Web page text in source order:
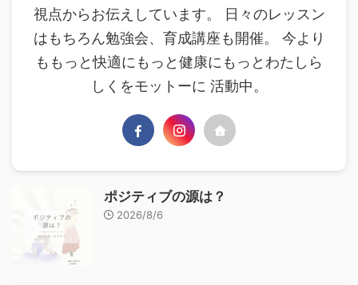
視点からお伝えしています。 日々のレッスン
はもちろん勉強会、育成講座も開催。 今より
ももっと快適にもっと健康にもっとわたしら
しくをモットーに 活動中。
ポジティブの源は？
2026/8/6